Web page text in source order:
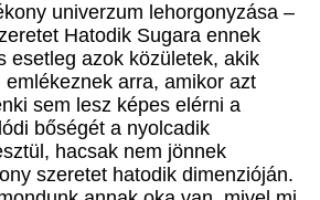
univerzum lehorgonyzása –
Hatodik Sugara ennek
esetleg azok közületek, akik
arra, amikor azt
sem lesz képes elérni a
bőségét a nyolcadik
hacsak nem jönnek
szeretet hatodik dimenzióján.